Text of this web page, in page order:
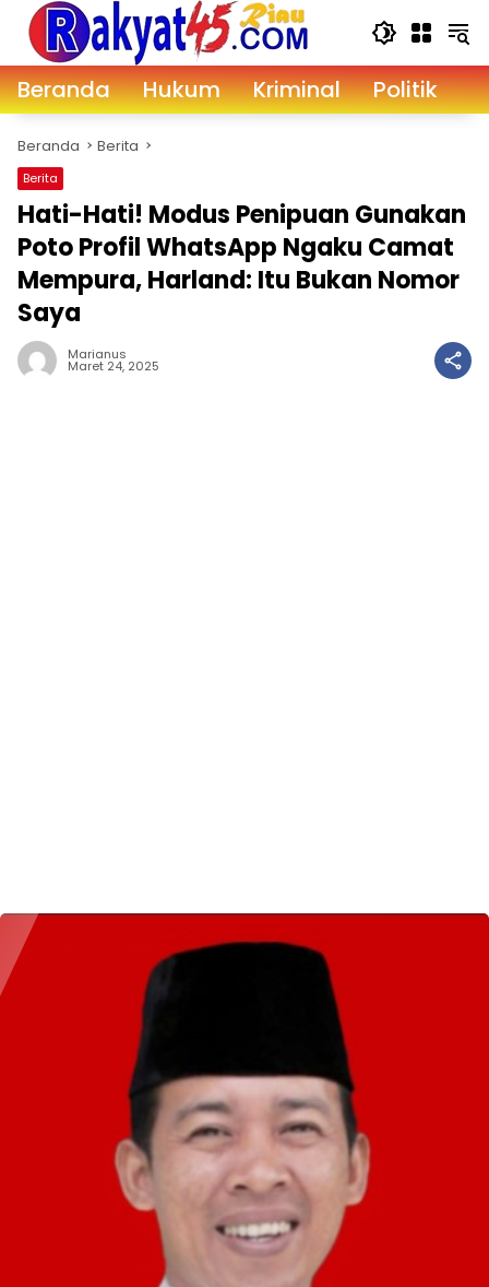
Langsung
konten
Beranda Hukum Kriminal Politik
Beranda Berita
Berita
Hati-Hati! Modus Penipuan Gunakan
Poto Profil WhatsApp Ngaku Camat
Mempura, Harland: Itu Bukan Nomor
Saya
Marianus
Maret 24, 2025